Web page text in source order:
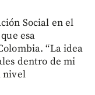
Social en el
esa
“La idea
dentro de mi
nivel